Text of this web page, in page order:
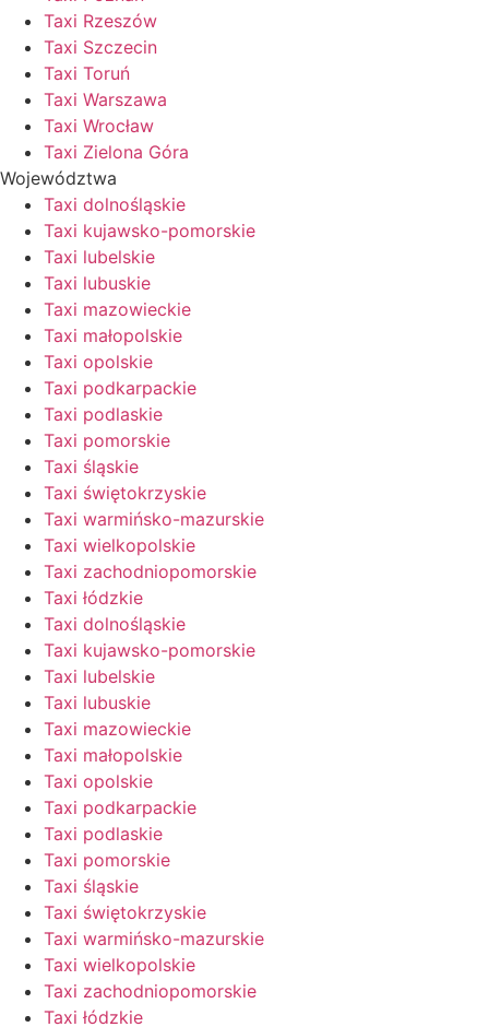
Taxi Rzeszów
Taxi Szczecin
Taxi Toruń
Taxi Warszawa
Taxi Wrocław
Taxi Zielona Góra
Województwa
Taxi dolnośląskie
Taxi kujawsko-pomorskie
Taxi lubelskie
Taxi lubuskie
Taxi mazowieckie
Taxi małopolskie
Taxi opolskie
Taxi podkarpackie
Taxi podlaskie
Taxi pomorskie
Taxi śląskie
Taxi świętokrzyskie
Taxi warmińsko-mazurskie
Taxi wielkopolskie
Taxi zachodniopomorskie
Taxi łódzkie
Taxi dolnośląskie
Taxi kujawsko-pomorskie
Taxi lubelskie
Taxi lubuskie
Taxi mazowieckie
Taxi małopolskie
Taxi opolskie
Taxi podkarpackie
Taxi podlaskie
Taxi pomorskie
Taxi śląskie
Taxi świętokrzyskie
Taxi warmińsko-mazurskie
Taxi wielkopolskie
Taxi zachodniopomorskie
Taxi łódzkie